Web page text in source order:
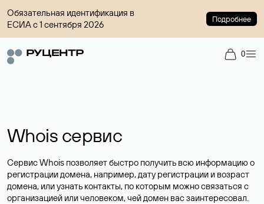
Обязательная идентификация в
ЕСИА с 1 сентября 2026
Подробнее
0
Whois сервис
Сервис Whois позволяет быстро получить всю информацию о
регистрации домена, например, дату регистрации и возраст
домена, или узнать контакты, по которым можно связаться с
организацией или человеком, чей домен вас заинтересовал.